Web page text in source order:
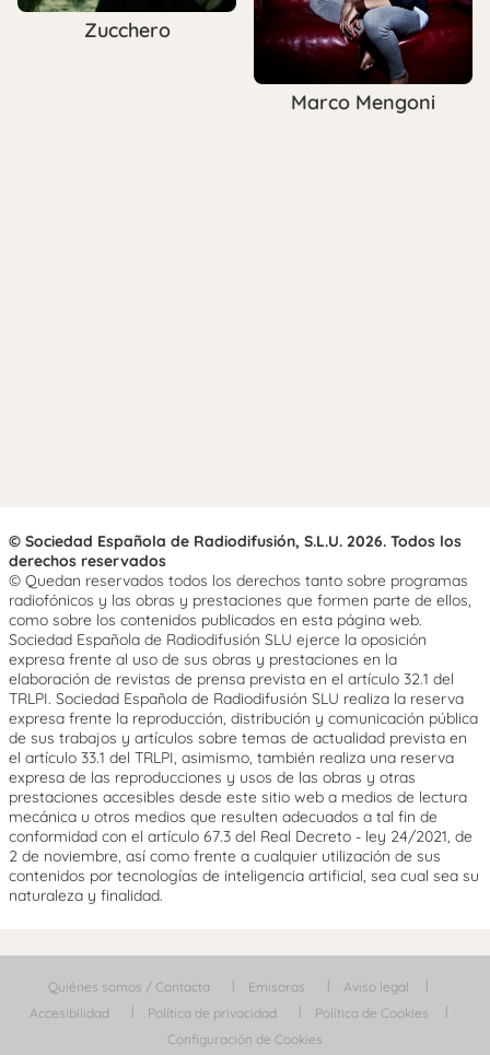
Zucchero
Marco Mengoni
© Sociedad Española de Radiodifusión, S.L.U. 2026. Todos los
derechos reservados
© Quedan reservados todos los derechos tanto sobre programas
radiofónicos y las obras y prestaciones que formen parte de ellos,
como sobre los contenidos publicados en esta página web.
Sociedad Española de Radiodifusión SLU ejerce la oposición
expresa frente al uso de sus obras y prestaciones en la
elaboración de revistas de prensa prevista en el artículo 32.1 del
TRLPI. Sociedad Española de Radiodifusión SLU realiza la reserva
expresa frente la reproducción, distribución y comunicación pública
de sus trabajos y artículos sobre temas de actualidad prevista en
el artículo 33.1 del TRLPI, asimismo, también realiza una reserva
expresa de las reproducciones y usos de las obras y otras
prestaciones accesibles desde este sitio web a medios de lectura
mecánica u otros medios que resulten adecuados a tal fin de
conformidad con el artículo 67.3 del Real Decreto - ley 24/2021, de
2 de noviembre, así como frente a cualquier utilización de sus
contenidos por tecnologías de inteligencia artificial, sea cual sea su
naturaleza y finalidad.
Quiénes somos / Contacta Emisoras
Aviso legal
Accesibilidad
Política de privacidad
Política de Cookies
Configuración de Cookies